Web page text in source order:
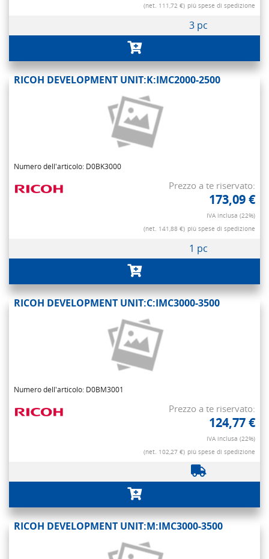
(net. 111,72 €) più spese di spedizione
3 pc
RICOH DEVELOPMENT UNIT:K:IMC2000-2500
Numero dell'articolo: D0BK3000
Prezzo a te riservato:
173,09 €
IVA inclusa (22%)
(net. 141,88 €) più spese di spedizione
1 pc
RICOH DEVELOPMENT UNIT:C:IMC3000-3500
Numero dell'articolo: D0BM3001
Prezzo a te riservato:
124,77 €
IVA inclusa (22%)
(net. 102,27 €) più spese di spedizione
RICOH DEVELOPMENT UNIT:M:IMC3000-3500